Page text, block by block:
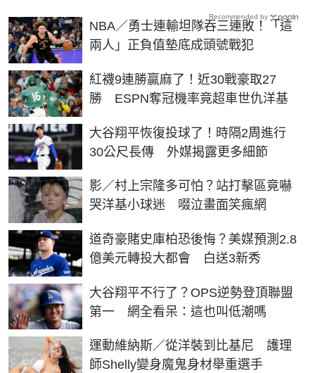
NBA／勇士連輸坦隊吞三連敗！「這
兩人」正負值墊底成頭號戰犯
紅襪9連勝贏麻了！近30戰豪取27
勝 ESPN奪冠機率竟超車世仇洋基
大谷翔平恢復投球了！時隔2周進行
30公尺長傳 外媒揭露更多細節
影／村上宗隆多可怕？站打擊區竟嚇
哭洋基小球迷 啜泣畫面笑瘋網
道奇豪賭史庫柏恐後悔？美媒預測2.8
億美元轉投大都會 白送3新秀
大谷翔平不行了？OPS逆勢登頂聯盟
第一 網全看呆：這也叫低潮嗎
運動維納斯／從洋裝到比基尼 護理
師Shelly變身魔鬼身材舉重選手
Recommended by